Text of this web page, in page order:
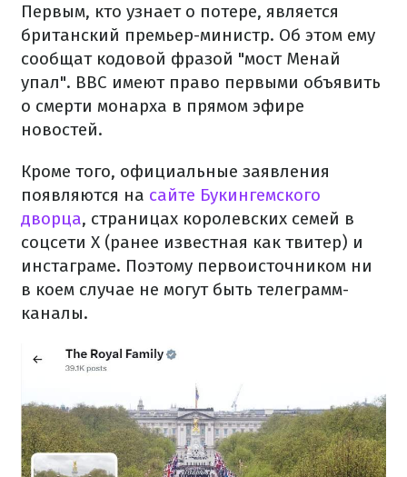
Первым, кто узнает о потере, является
британский премьер-министр. Об этом ему
сообщат кодовой фразой "мост Менай
упал". BBC имеют право первыми объявить
о смерти монарха в прямом эфире
новостей.
Кроме того, официальные заявления
появляются на сайте Букингемского
дворца, страницах королевских семей в
соцсети X (ранее известная как твитер) и
инстаграме. Поэтому первоисточником ни
в коем случае не могут быть телеграмм-
каналы.